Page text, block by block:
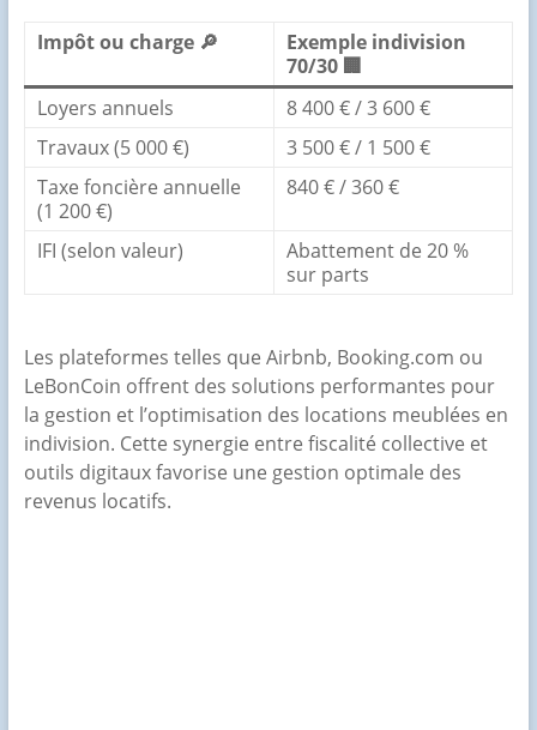
Impôt ou charge 🔎
Exemple indivision
70/30 🏢
Loyers annuels
8 400 € / 3 600 €
Travaux (5 000 €)
3 500 € / 1 500 €
Taxe foncière annuelle
(1 200 €)
840 € / 360 €
IFI (selon valeur)
Abattement de 20 %
sur parts
Les plateformes telles que Airbnb, Booking.com ou
LeBonCoin offrent des solutions performantes pour
la gestion et l’optimisation des locations meublées en
indivision. Cette synergie entre fiscalité collective et
outils digitaux favorise une gestion optimale des
revenus locatifs.